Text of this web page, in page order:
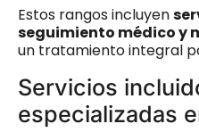
Estos rangos incluyen
seguimiento médico y
un tratamiento integral
Servicios
especializadas